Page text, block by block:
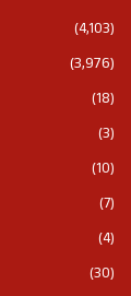
(4,103)
(3,976)
(18)
(3)
(10)
(7)
(4)
(30)